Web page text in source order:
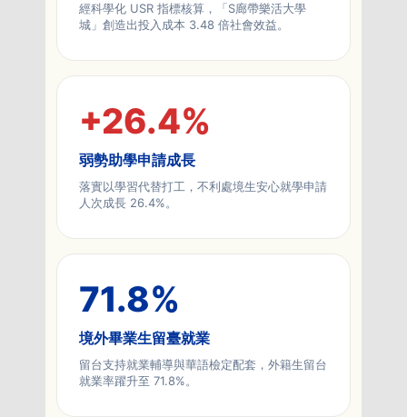
經科學化 USR 指標核算，「S廊帶樂活大學
城」創造出投入成本 3.48 倍社會效益。
+26.4%
弱勢助學申請成長
落實以學習代替打工，不利處境生安心就學申請
人次成長 26.4%。
71.8%
境外畢業生留臺就業
留台支持就業輔導與華語檢定配套，外籍生留台
就業率躍升至 71.8%。